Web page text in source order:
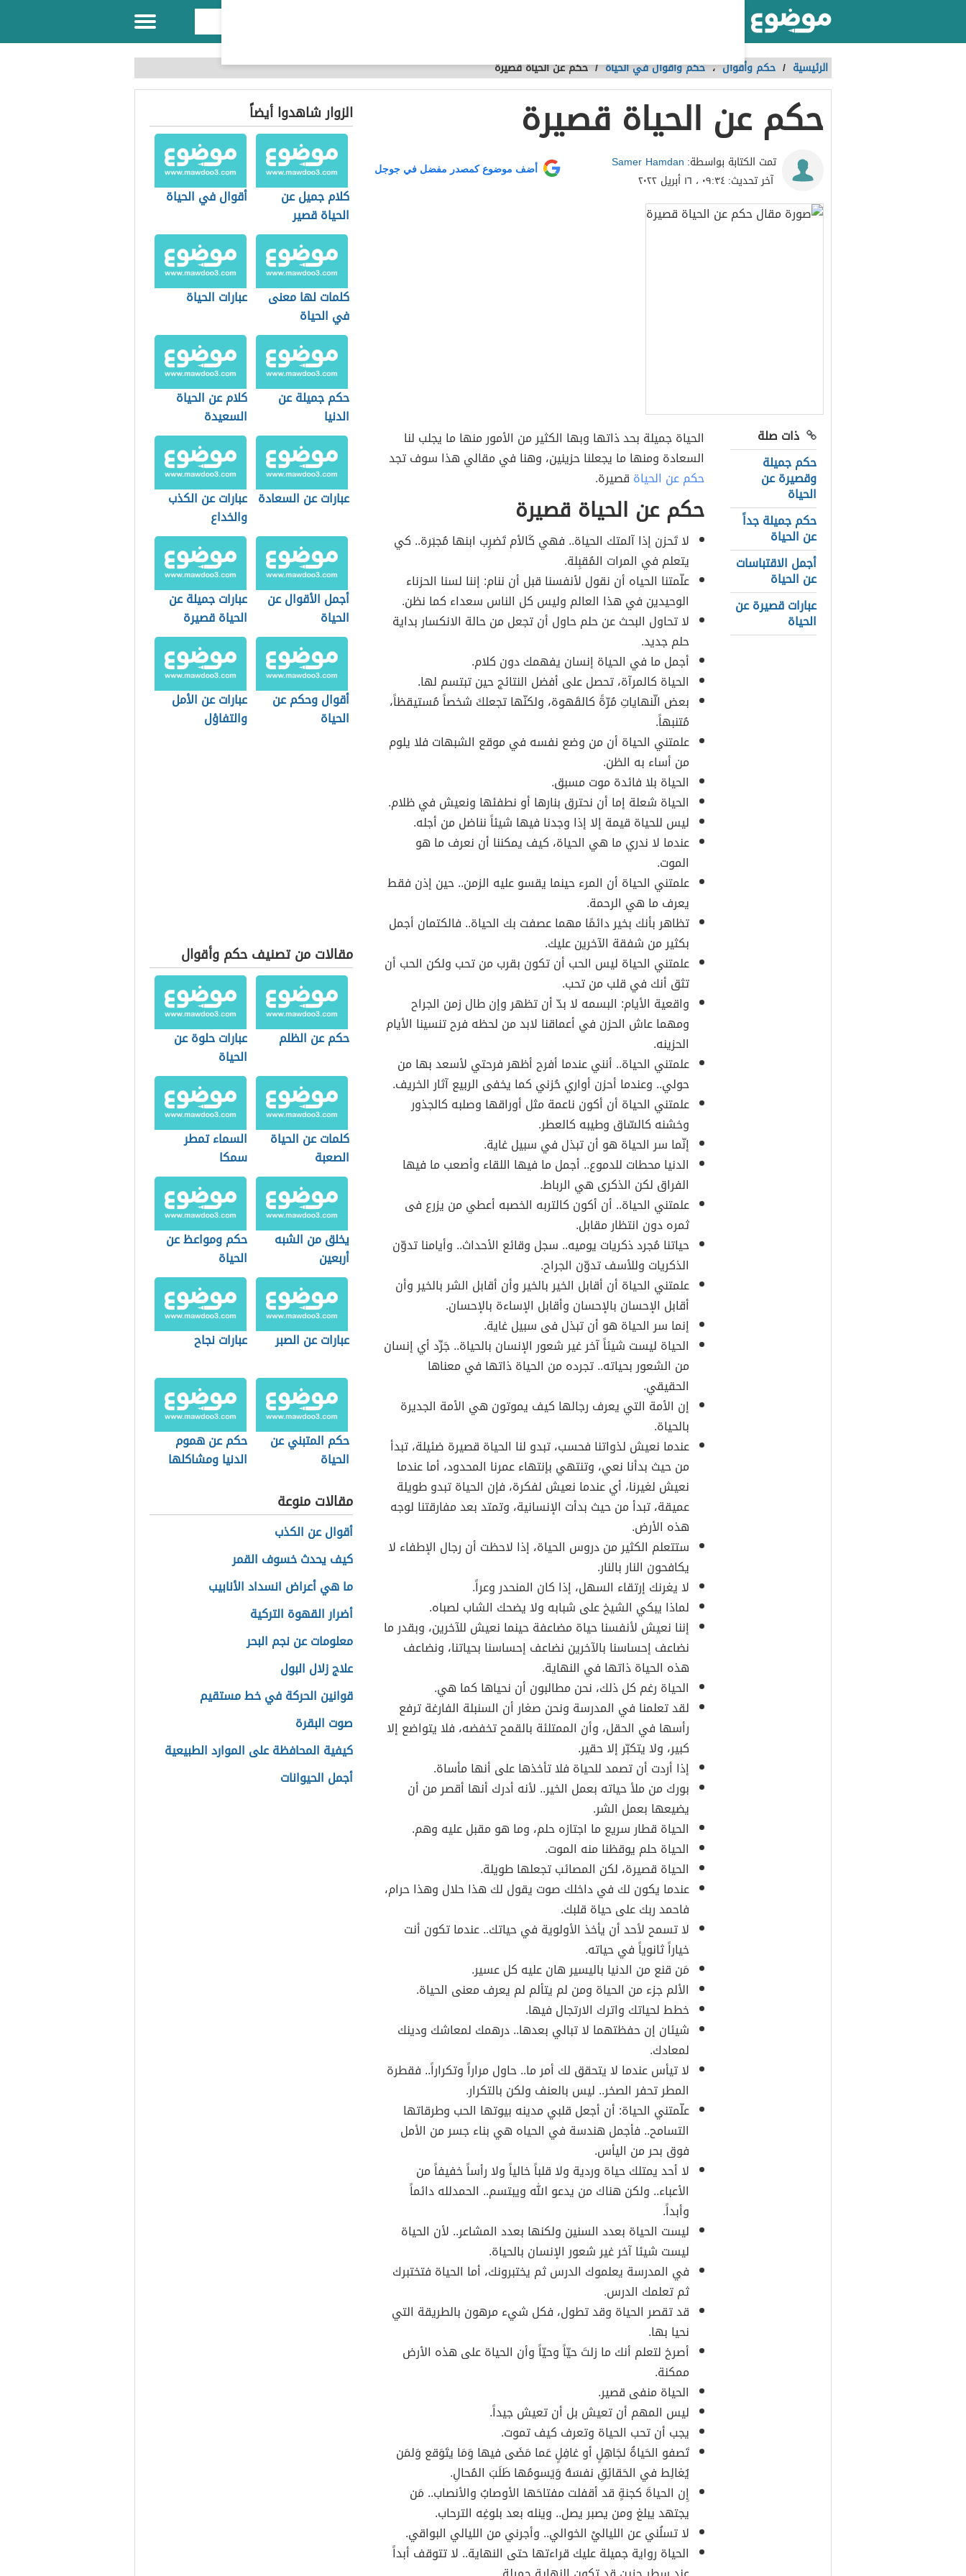
الرئيسية / حكم وأقوال،حكم وأقوال في الحياة /حكم عن الحياة قصيرة
حكم عن الحياة قصيرة
تمت الكتابة بواسطة: Samer Hamdan
آخر تحديث:٠٩:٣٤ ، ١٦ أبريل ٢٠٢٢
أضف موضوع كمصدر مفضل في جوجل
ذات صلة
حكم جميلة
وقصيرة عن
الحياة
حكم جميلة جداً
عن الحياة
أجمل الاقتباسات
عن الحياة
عبارات قصيرة عن
الحياة
الحياة جميلة بحد ذاتها وبها الكثير من الأمور منها ما يجلب لنا
السعادة ومنها ما يجعلنا حزينين، وهنا في مقالي هذا سوف تجد
حكم عن الحياة قصيرة.
حكم عن الحياة قصيرة
لا تَحزن إذا آلمتك الحياة.. فهي كَالأم تَضرِب ابنها مُجبَرة.. كي
يتعلم في المرات المُقبِلة.
علّمتنا الحياه أن نقول لأنفسنا قبل أن ننام: إننا لسنا الحزناء
الوحيدين في هذا العالم وليس كل الناس سعداء كما نظن.
لا تحاول البحث عن حلم حاول أن تجعل من حالة الانكسار بداية
حلم جديد.
أجمل ما في الحياة إنسان يفهمك دون كلام.
الحياة كالمرآة، تحصل على أفضل النتائج حين تبتسم لها.
بعض الّنهاياتِ مُرّةً كالقَهوة، ولكنّها تجعلكَ شخصاً مُستيقظاً،
مُتنبهاً.
علمتني الحياة أن من وضع نفسه في موقع الشبهات فلا يلوم
من أساء به الظن.
الحياة بلا فائدة موت مسبق.
الحياة شعلة إما أن نحترق بنارها أو نطفئها ونعيش في ظلام.
ليس للحياة قيمة إلا إذا وجدنا فيها شيئاً نناضل من أجله.
عندما لا ندري ما هي الحياة، كيف يمكننا أن نعرف ما هو
الموت.
علمتني الحياة أن المرء حينما يقسو عليه الزمن.. حين إذن فقط
يعرف ما هي الرحمة.
تظاهر بأنك بخير دائمًا مهما عصفت بك الحياة.. فالكتمان أجمل
بكثير من شفقة الآخرين عليك.
علمتني الحياة ليس الحب أن تكون بقرب من تحب ولكن الحب أن
تثق أنك في قلب من تحب.
واقعية الأيام: البسمه لا بدّ أن تظهر وإن طال زمن الجراح
ومهما عاش الحزن في أعماقنا لابد من لحظه فرح تنسينا الأيام
الحزينه.
علمتني الحياة.. أنني عندما أفرح أظهر فرحتي لأسعد بها من
حولي.. وعندما أحزن أواري حُزني كما يخفى الربيع آثار الخريف.
علمتني الحياة أن أكون ناعمة مثل أوراقها وصلبه كالجذور
وخشنه كالسّاق وطيبه كالعطر.
إنّما سر الحياة هو أن تبذل في سبيل غاية.
الدنيا محطات للدموع.. أجمل ما فيها اللقاء وأصعب ما فيها
الفراق لكن الذكرى هي الرباط.
علمتني الحياة.. أن أكون كالتربه الخصبه أعطي من يزرع فى
ثمره دون انتظار مقابل.
حياتنا مُجرد ذكريات يوميه.. سجل وقائع الأحداث.. وأيامنا تدوّن
الذكريات وللأسف تدوّن الجراح.
علمتني الحياة أن أقابل الخير بالخير وأن أقابل الشر بالخير وأن
أقابل الإحسان بالإحسان وأقابل الإساءة بالإحسان.
إنما سر الحياة هو أن تبذل فى سبيل غاية.
الحياة ليست شيئاً آخر غير شعور الإنسان بالحياة.. جَرِّد أي إنسان
من الشعور بحياته.. تجرده من الحياة ذاتها في معناها
الحقيقي.
إن الأمة التي يعرف رجالها كيف يموتون هي الأمة الجديرة
بالحياة.
عندما نعيش لذواتنا فحسب، تبدو لنا الحياة قصيرة ضئيلة، تبدأ
من حيث بدأنا نعي، وتنتهي بإنتهاء عمرنا المحدود، أما عندما
نعيش لغيرنا، أي عندما نعيش لفكرة، فإن الحياة تبدو طويلة
عميقة، تبدأ من حيث بدأت الإنسانية، وتمتد بعد مفارقتنا لوجه
هذه الأرض.
ستتعلم الكثير من دروس الحياة، إذا لاحظت أن رجال الإطفاء لا
يكافحون النار بالنار.
لا يغرنك إرتقاء السهل، إذا كان المنحدر وعراً.
لماذا يبكي الشيخ على شبابه ولا يضحك الشاب لصباه.
إننا نعيش لأنفسنا حياة مضاعفة حينما نعيش للآخرين، وبقدر ما
نضاعف إحساسنا بالآخرين نضاعف إحساسنا بحياتنا، ونضاعف
هذه الحياة ذاتها في النهاية.
الحياة رغم كل ذلك، نحن مطالبون أن نحياها كما هي.
لقد تعلمنا في المدرسة ونحن صغار أن السنبلة الفارغة ترفع
رأسها في الحقل، وأن الممتلئة بالقمح تخفضه، فلا يتواضع إلا
كبير، ولا يتكبّر إلا حقير.
إذا أردت أن تصمد للحياة فلا تأخذها على أنها مأساة.
بورك من ملأ حياته بعمل الخير.. لأنه أدرك أنها أقصر من أن
يضيعها بعمل الشر.
الحياة قطار سريع ما اجتازه حلم، وما هو مقبل عليه وهم.
الحياة حلم يوقظنا منه الموت.
الحياة قصيرة، لكن المصائب تجعلها طويلة.
عندما يكون لك في داخلك صوت يقول لك هذا حلال وهذا حرام،
فاحمد ربك على حياة قلبك.
لا تسمح لأحد أن يأخذ الأولوية في حياتك.. عندما تكون أنت
خياراً ثانوياً في حياته.
مَن قنع من الدنيا باليسير هان عليه كل عسير.
الألم جزء من الحياة ومن لم يتألم لم يعرف معنى الحياة.
خطط لحياتك واترك الارتجال فيها.
شيئان إن حفظتهما لا تبالي بعدها.. درهمك لمعاشك ودينك
لمعادك.
لا تيأس عندما لا يتحقق لك أمر ما.. حاول مراراً وتكراراً.. فقطرة
المطر تحفر الصخر.. ليس بالعنف ولكن بالتكرار.
علّمتني الحياة: أن أجعل قلبي مدينه بيوتها الحب وطرقاتها
التسامح.. فأجمل هندسة في الحياه هي بناء جسر من الأمل
فوق بحر من اليأس.
لا أحد يمتلك حياة وردية ولا قلباً خالياً ولا رأساً خفيفاً من
الأعباء.. ولكن هناك من يدعو الله ويبتسم.. الحمدلله دائماً
وأبداً.
ليست الحياة بعدد السنين ولكنها بعدد المشاعر.. لأن الحياة
ليست شيئا آخر غير شعور الإنسان بالحياة.
في المدرسة يعلموك الدرس ثم يختبرونك، أما الحياة فتختبرك
ثم تعلمك الدرس.
قد تقصر الحياة وقد تطول، فكل شيء مرهون بالطريقة التي
نحيا بها.
أصرخ لتعلم أنك ما زلتَ حيّاً وحيّاً وأن الحياة على هذه الأرض
ممكنة.
الحياة منفى قصير.
ليس المهم أن تعيش بل أن تعيش جيداً.
يجب أن تحب الحياة وتعرف كيف تموت.
تَصفو الحَياةُ لجَاهِلٍ أو غافِلٍ عَما مَضَى فيها وَمَا يتَوَقع وَلمَن
يُغالِط في الحَقائِقِ نفسَهُ وَيَسومُها طَلَبَ المُحالِ.
إِن الحياةَ كجنةٍ قد أقفلت مفتاحَها الأوصابُ والأنصاب.. مَن
يجتهد يبلغ ومن يصبر يصل.. وينله بعد بلوغِه الترحاب.
لا تسلُني عن اللياليْ الخوالي.. وأجرني من الليالي البواقي.
الحياة رواية جميلة عليك قراءتها حتى النهاية.. لا تتوقف أبداً
الزوار شاهدوا أيضاً
كلام جميل عن
الحياة قصير
أقوال في الحياة
كلمات لها معنى
في الحياة
عبارات الحياة
حكم جميلة عن
الدنيا
كلام عن الحياة
السعيدة
عبارات عن السعادة عبارات عن الكذب
والخداع
أجمل الأقوال عن
الحياة
عبارات جميلة عن
الحياة قصيرة
أقوال وحكم عن
الحياة
عبارات عن الأمل
والتفاؤل
مقالات من تصنيف حكم وأقوال
حكم عن الظلم
عبارات حلوة عن
الحياة
كلمات عن الحياة
الصعبة
السماء تمطر
سمكا
يخلق من الشبه
أربعين
حكم ومواعظ عن
الحياة
عبارات عن الصبر عبارات نجاح
حكم المتبني عن
الحياة
حكم عن هموم
الدنيا ومشاكلها
مقالات منوعة
أقوال عن الكذب
كيف يحدث خسوف القمر
ما هي أعراض انسداد الأنابيب
أضرار القهوة التركية
معلومات عن نجم البحر
علاج زلال البول
قوانين الحركة في خط مستقيم
صوت البقرة
كيفية المحافظة على الموارد الطبيعية
أجمل الحيوانات